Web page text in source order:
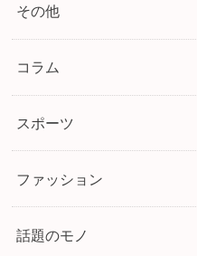
その他
コラム
スポーツ
ファッション
話題のモノ